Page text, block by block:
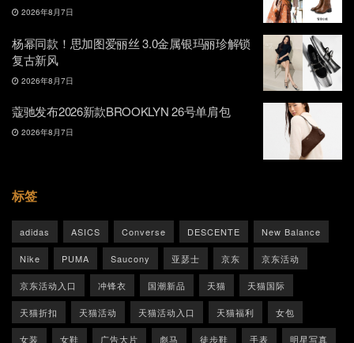
2026年8月7日
杨幂同款！思加图爱丽丝 3.0金属银玛丽珍解锁
复古新风
2026年8月7日
蔻驰发布2026新款BROOKLYN 26号单肩包
2026年8月7日
标签
adidas ASICS Converse DESCENTE New Balance
Nike PUMA Saucony 亚瑟士 京东 京东活动
京东活动入口 冲锋衣 国潮新品 天猫 天猫国际
天猫折扣 天猫活动 天猫活动入口 天猫福利 女包
女装 女鞋 广告大片 彪马 徒步鞋 手表 明星写真